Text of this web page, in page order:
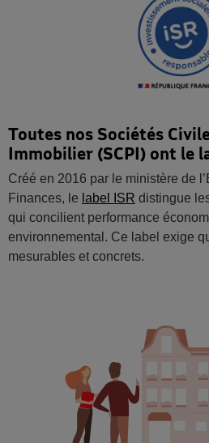
Toutes nos Sociétés
Immobilier (SCPI) ont le
Créé en 2016 par le ministère de
Finances, le label ISR distingue
qui concilient performance
environnemental. Ce label exige
mesurables et concrets.